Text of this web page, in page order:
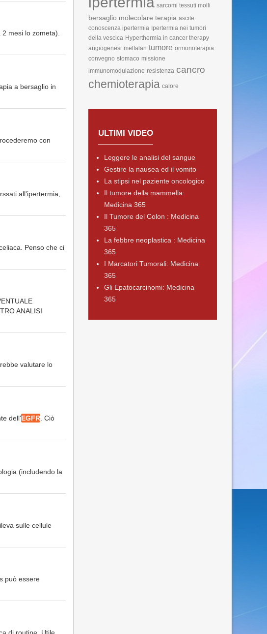
mesi lo zometa).
a bersaglio in
con
all'ipertermia,
Penso che ci
ANALISI
valutare lo
dell'EGFR . Ciò
(includendo la
sulle cellule
può essere
sarcomi tessuti molli
bersaglio molecolare terapia ascite
conoscenza ipertermia Ipertermia nei tumori
della vescica Hyperthermia in cancer therapy
angiogenesi melfalan tumore ormonoterapia
convegno stomaco missione
immunomodulazione resistenza cancro
chemioterapia calore
ULTIMI VIDEO
Leggere le analisi del sangue
Gestire la nausea ed il vomito
La stipsi nel paziente oncologico
Il tumore della mammella:
Medicina 365
Il Tumore del Colon : Medicina
365
La febbre neoplastica : Medicina
365
I Marcatori Tumorali: Medicina
365
Gli Epatocarcinomi: Medicina
365